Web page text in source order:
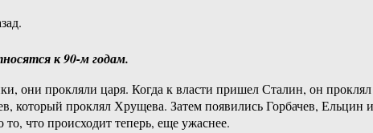
к 90-м годам.
они прокляли царя. Когда к власти пришел Сталин, он
проклял Хрущева. Затем появились Горбачев, Ельцин
что происходит теперь, еще ужаснее.